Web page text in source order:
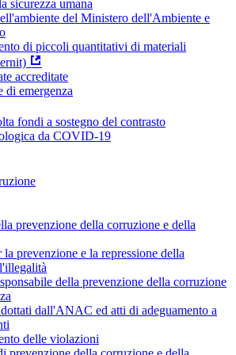
sicurezza umana
del Ministero dell'Ambiente e
di piccoli quantitativi di materiali
accreditate
di emergenza
fondi a sostegno del contrasto
da COVID-19
prevenzione della corruzione e della
prevenzione e la repressione della
della prevenzione della corruzione
dall'ANAC ed atti di adeguamento a
delle violazioni